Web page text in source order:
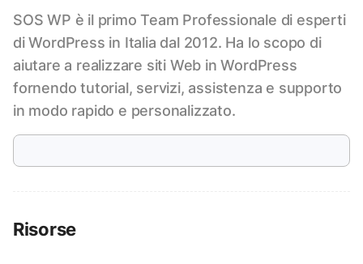
SOS WP è il primo Team Professionale di esperti
di WordPress in Italia dal 2012. Ha lo scopo di
aiutare a realizzare siti Web in WordPress
fornendo tutorial, servizi, assistenza e supporto
in modo rapido e personalizzato.
Risorse